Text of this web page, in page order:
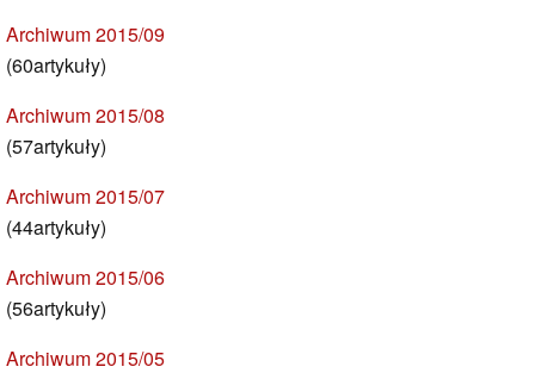
Archiwum 2015/09
(60artykuły)
Archiwum 2015/08
(57artykuły)
Archiwum 2015/07
(44artykuły)
Archiwum 2015/06
(56artykuły)
Archiwum 2015/05